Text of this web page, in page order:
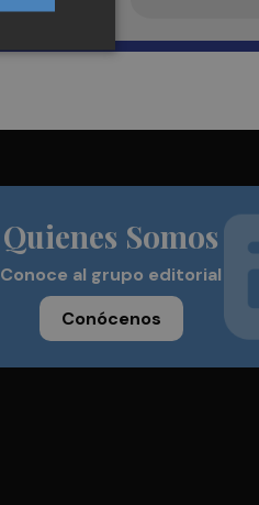
Quienes Somos
Conoce al grupo editorial
Conócenos